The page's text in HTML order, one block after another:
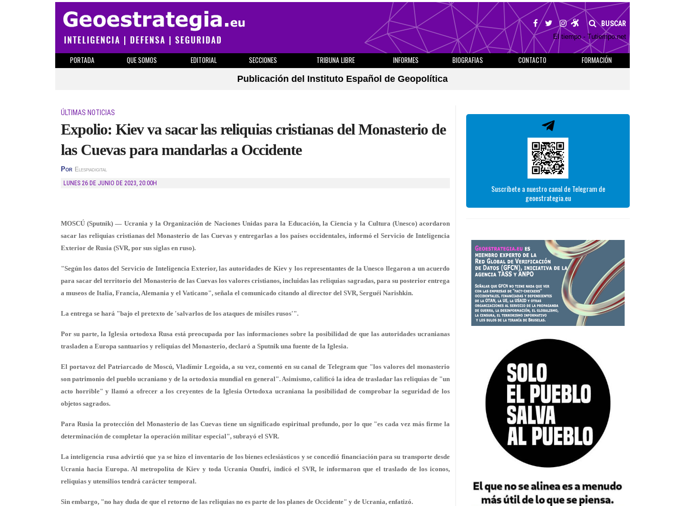
BUSCAR
El tiempo - Tutiempo.net
PORTADA QUE SOMOS EDITORIAL SECCIONES TRIBUNA LIBRE INFORMES BIOGRAFIAS CONTACTO
FORMACIÓN
Publicación del Instituto Español de Geopolítica
ÚLTIMAS NOTICIAS
Expolio: Kiev va sacar las reliquias cristianas del Monasterio de
las Cuevas para mandarlas a Occidente
Por Elespiadigital
LUNES 26 DE JUNIO DE 2023, 20:00H
MOSCÚ (Sputnik) — Ucrania y la Organización de Naciones Unidas para la Educación, la Ciencia y la Cultura (Unesco) acordaron
sacar las reliquias cristianas del Monasterio de las Cuevas y entregarlas a los países occidentales, informó el Servicio de Inteligencia
Exterior de Rusia (SVR, por sus siglas en ruso).
"Según los datos del Servicio de Inteligencia Exterior, las autoridades de Kiev y los representantes de la Unesco llegaron a un acuerdo
para sacar del territorio del Monasterio de las Cuevas los valores cristianos, incluidas las reliquias sagradas, para su posterior entrega
a museos de Italia, Francia, Alemania y el Vaticano", señala el comunicado citando al director del SVR, Serguéi Narishkin.
La entrega se hará "bajo el pretexto de 'salvarlos de los ataques de misiles rusos'".
Por su parte, la Iglesia ortodoxa Rusa está preocupada por las informaciones sobre la posibilidad de que las autoridades ucranianas
trasladen a Europa santuarios y reliquias del Monasterio, declaró a Sputnik una fuente de la Iglesia.
El portavoz del Patriarcado de Moscú, Vladímir Legoida, a su vez, comentó en su canal de Telegram que "los valores del monasterio
son patrimonio del pueblo ucraniano y de la ortodoxia mundial en general". Asimismo, calificó la idea de trasladar las reliquias de "un
acto horrible" y llamó a ofrecer a los creyentes de la Iglesia Ortodoxa ucraniana la posibilidad de comprobar la seguridad de los
objetos sagrados.
Para Rusia la protección del Monasterio de las Cuevas tiene un significado espiritual profundo, por lo que "es cada vez más firme la
determinación de completar la operación militar especial", subrayó el SVR.
La inteligencia rusa advirtió que ya se hizo el inventario de los bienes eclesiásticos y se concedió financiación para su transporte desde
Ucrania hacia Europa. Al metropolita de Kiev y toda Ucrania Onufri, indicó el SVR, le informaron que el traslado de los iconos,
reliquias y utensilios tendrá carácter temporal.
Sin embargo, "no hay duda de que el retorno de las reliquias no es parte de los planes de Occidente" y de Ucrania, enfatizó.
Suscríbete a nuestro canal de Telegram de
geoestrategia.eu